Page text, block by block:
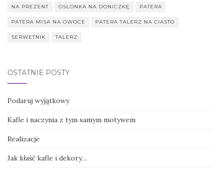
NA PREZENT OSŁONKA NA DONICZKĘ PATERA
PATERA MISA NA OWOCE PATERA TALERZ NA CIASTO
SERWETNIK TALERZ
OSTATNIE POSTY
Podaruj wyjątkowy
Kafle i naczynia z tym samym motywem
Realizacje
Jak kłaść kafle i dekory…